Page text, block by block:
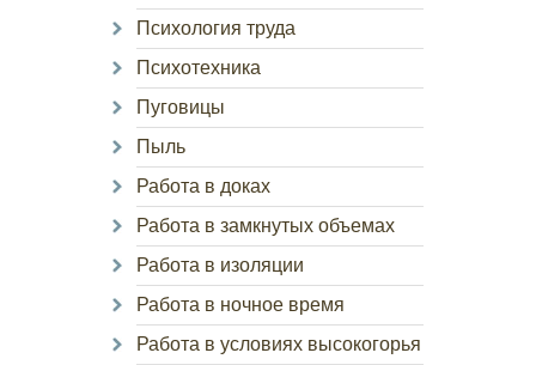
Психология труда
Психотехника
Пуговицы
Пыль
Работа в доках
Работа в замкнутых объемах
Работа в изоляции
Работа в ночное время
Работа в условиях высокогорья